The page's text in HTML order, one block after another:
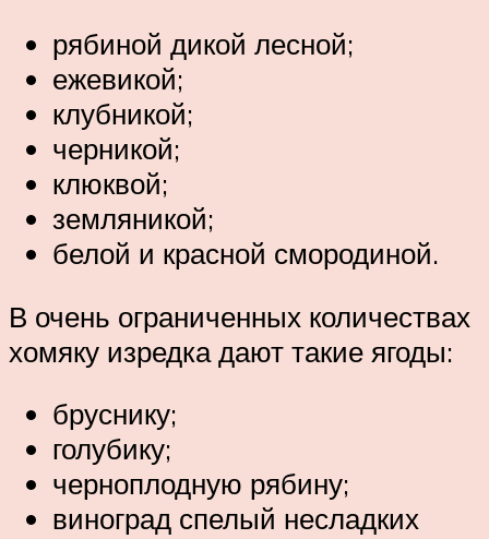
рябиной дикой лесной;
ежевикой;
клубникой;
черникой;
клюквой;
земляникой;
белой и красной смородиной.
В очень ограниченных количествах
хомяку изредка дают такие ягоды:
бруснику;
голубику;
черноплодную рябину;
виноград спелый несладких